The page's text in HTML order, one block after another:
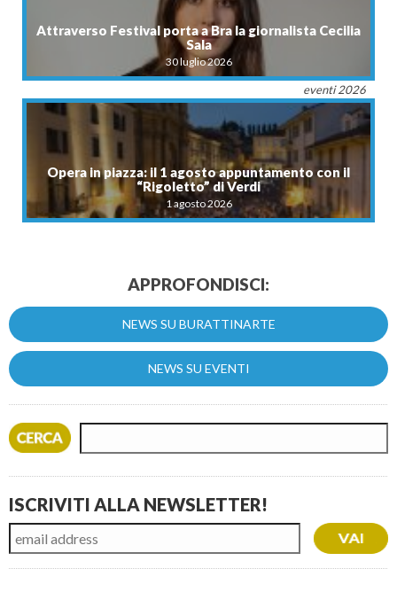
Attraverso Festival porta a Bra la giornalista Cecilia
Sala
30 luglio 2026
eventi 2026
Opera in piazza: il 1 agosto appuntamento con il
“Rigoletto” di Verdi
1 agosto 2026
APPROFONDISCI:
NEWS SU BURATTINARTE
NEWS SU EVENTI
ISCRIVITI ALLA NEWSLETTER!